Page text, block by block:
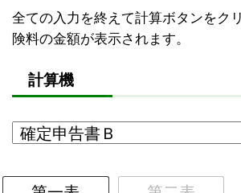
全ての入力を終えて計算ボタンをク
険料の金額が表示されます。
計算機